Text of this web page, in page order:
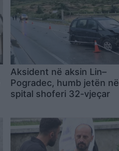
Aksident në aksin Lin–
Pogradec, humb jetën në
spital shoferi 32-vjeçar